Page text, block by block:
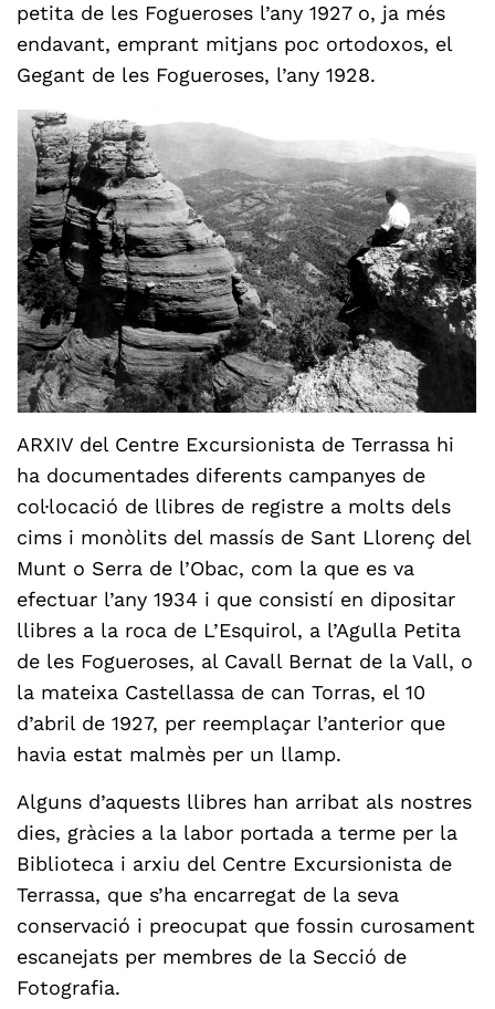
petita de les Fogueroses l’any 1927 o, ja més
endavant, emprant mitjans poc ortodoxos, el
Gegant de les Fogueroses, l’any 1928.
ARXIV del Centre Excursionista de Terrassa hi
ha documentades diferents campanyes de
col·locació de llibres de registre a molts dels
cims i monòlits del massís de Sant Llorenç del
Munt o Serra de l’Obac, com la que es va
efectuar l’any 1934 i que consistí en dipositar
llibres a la roca de L’Esquirol, a l’Agulla Petita
de les Fogueroses, al Cavall Bernat de la Vall, o
la mateixa Castellassa de can Torras, el 10
d’abril de 1927, per reemplaçar l’anterior que
havia estat malmès per un llamp.
Alguns d’aquests llibres han arribat als nostres
dies, gràcies a la labor portada a terme per la
Biblioteca i arxiu del Centre Excursionista de
Terrassa, que s’ha encarregat de la seva
conservació i preocupat que fossin curosament
escanejats per membres de la Secció de
Fotografia.